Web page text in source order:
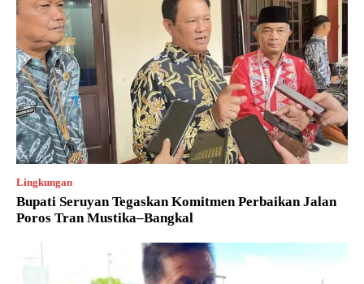
Lingkungan
Bupati Seruyan Tegaskan Komitmen Perbaikan Jalan
Poros Tran Mustika–Bangkal